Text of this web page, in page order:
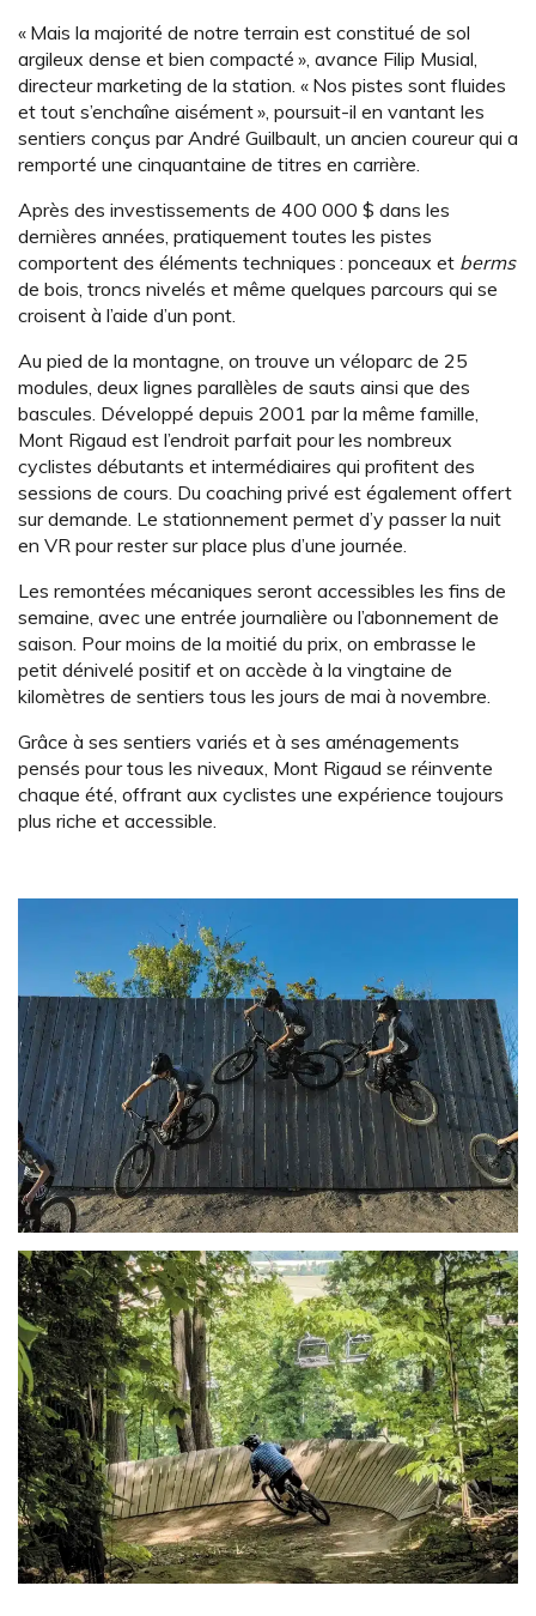
« Mais la majorité de notre terrain est constitué de sol
argileux dense et bien compacté », avance Filip Musial,
directeur marketing de la station. « Nos pistes sont fluides
et tout s’enchaîne aisément », poursuit-il en vantant les
sentiers conçus par André Guilbault, un ancien coureur qui a
remporté une cinquantaine de titres en carrière.
Après des investissements de 400 000 $ dans les
dernières années, pratiquement toutes les pistes
comportent des éléments techniques : ponceaux et berms
de bois, troncs nivelés et même quelques parcours qui se
croisent à l’aide d’un pont.
Au pied de la montagne, on trouve un véloparc de 25
modules, deux lignes parallèles de sauts ainsi que des
bascules. Développé depuis 2001 par la même famille,
Mont Rigaud est l’endroit parfait pour les nombreux
cyclistes débutants et intermédiaires qui profitent des
sessions de cours. Du coaching privé est également offert
sur demande. Le stationnement permet d’y passer la nuit
en VR pour rester sur place plus d’une journée.
Les remontées mécaniques seront accessibles les fins de
semaine, avec une entrée journalière ou l’abonnement de
saison. Pour moins de la moitié du prix, on embrasse le
petit dénivelé positif et on accède à la vingtaine de
kilomètres de sentiers tous les jours de mai à novembre.
Grâce à ses sentiers variés et à ses aménagements
pensés pour tous les niveaux, Mont Rigaud se réinvente
chaque été, offrant aux cyclistes une expérience toujours
plus riche et accessible.